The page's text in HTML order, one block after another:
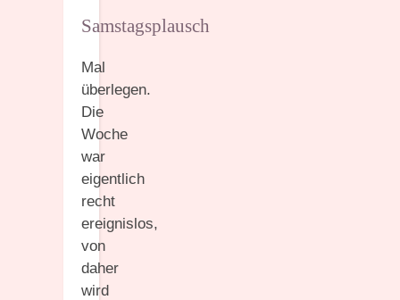
Samstagsplausch
Mal
überlegen.
Die
Woche
war
eigentlich
recht
ereignislos,
von
daher
wird